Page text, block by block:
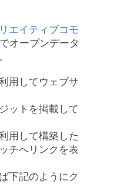
エイティブコモ
オープンデータ
用してウェブサ
ットを掲載して
用して構築した
チへリンクを表
下記のようにク